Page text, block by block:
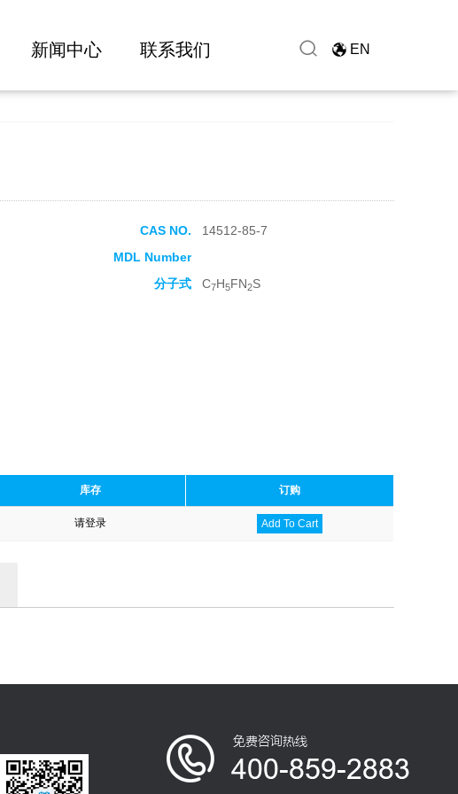
新闻中心 联系我们 EN
CAS NO.
14512-85-7
MDL Number
分子式 C7H5FN2S
库存 订购
请登录 Add To Cart